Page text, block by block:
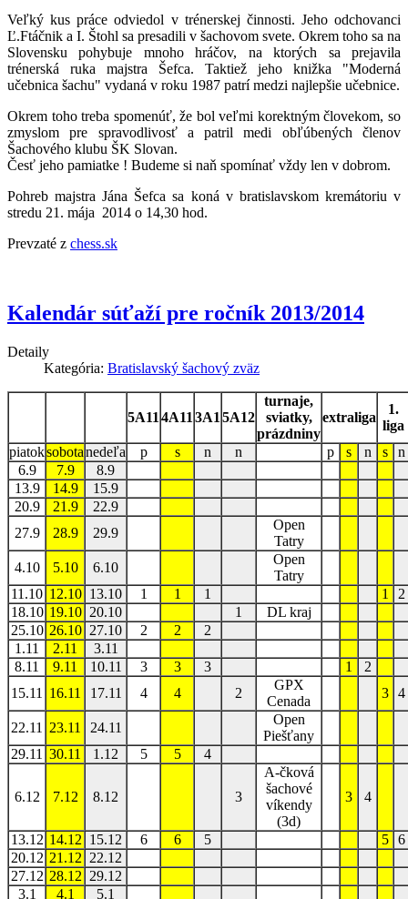
Veľký kus práce odviedol v trénerskej činnosti. Jeho odchovanci
Ľ.Ftáčnik a I. Štohl sa presadili v šachovom svete. Okrem toho sa na
Slovensku pohybuje mnoho hráčov, na ktorých sa prejavila
trénerská ruka majstra Šefca. Taktiež jeho knižka "Moderná
učebnica šachu" vydaná v roku 1987 patrí medzi najlepšie učebnice.
Okrem toho treba spomenúť, že bol veľmi korektným človekom, so
zmyslom pre spravodlivosť a patril medi obľúbených členov
Šachového klubu ŠK Slovan.
Česť jeho pamiatke ! Budeme si naň spomínať vždy len v dobrom.
Pohreb majstra Jána Šefca sa koná v bratislavskom kremátoriu v
stredu 21. mája 2014 o 14,30 hod.
Prevzaté z chess.sk
Kalendár súťaží pre ročník 2013/2014
Detaily
Kategória: Bratislavský šachový zväz
5A11 4A11 3A1 5A12
turnaje,
sviatky,
prázdniny
extraliga
1.
liga
piatoksobotanedeľa p s n n p s n s
n
6.9
7.9
8.9
13.9
14.9
15.9
20.9
21.9
22.9
27.9
28.9 29.9
Open
Tatry
4.10
5.10 6.10
Open
Tatry
11.10 12.10 13.10 1 1 1 1
2
18.10 19.10 20.10 1
DL kraj
25.10 26.10 27.10 2 2
2
1.11
2.11
3.11
8.11
9.11 10.11 3 3 3 1
2
15.11
16.11 17.11 4 4 2
GPX
Cenada
3 4
22.11 23.11 24.11
Open
Piešťany
29.11 30.11 1.12 5 5 4
6.12 7.12 8.12 3
A-čková
šachové
víkendy
(3d)
3 4
13.12 14.12 15.12 6 6 5 5 6
20.12 21.12 22.12
27.12 28.12 29.12
3.1
4.1
5.1